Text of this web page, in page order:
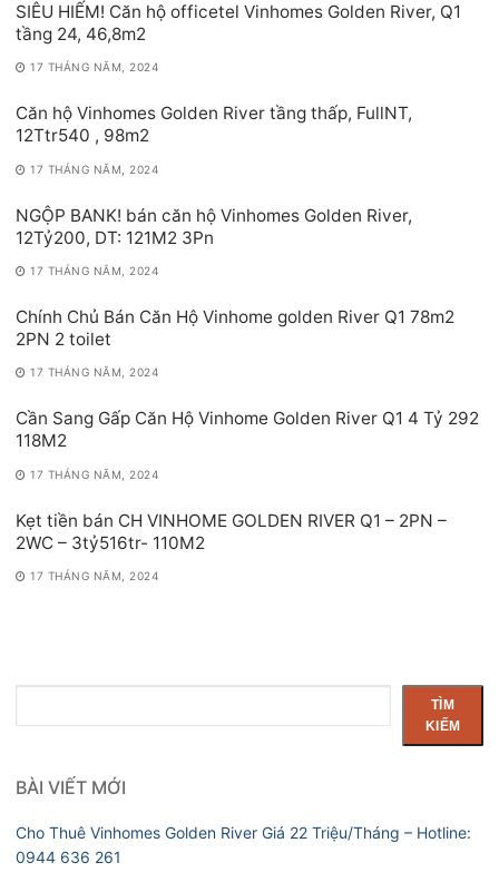
SIÊU HIẾM! Căn hộ officetel Vinhomes Golden River, Q1
tầng 24, 46,8m2
17 THÁNG NĂM, 2024
Căn hộ Vinhomes Golden River tầng thấp, FullNT,
12Ttr540 , 98m2
17 THÁNG NĂM, 2024
NGỘP BANK! bán căn hộ Vinhomes Golden River,
12Tỷ200, DT: 121M2 3Pn
17 THÁNG NĂM, 2024
Chính Chủ Bán Căn Hộ Vinhome golden River Q1 78m2
2PN 2 toilet
17 THÁNG NĂM, 2024
Cần Sang Gấp Căn Hộ Vinhome Golden River Q1 4 Tỷ 292
118M2
17 THÁNG NĂM, 2024
Kẹt tiền bán CH VINHOME GOLDEN RIVER Q1 – 2PN –
2WC – 3tỷ516tr- 110M2
17 THÁNG NĂM, 2024
kiếm
TÌM
KIẾM
BÀI VIẾT MỚI
Cho Thuê Vinhomes Golden River Giá 22 Triệu/Tháng – Hotline:
0944 636 261